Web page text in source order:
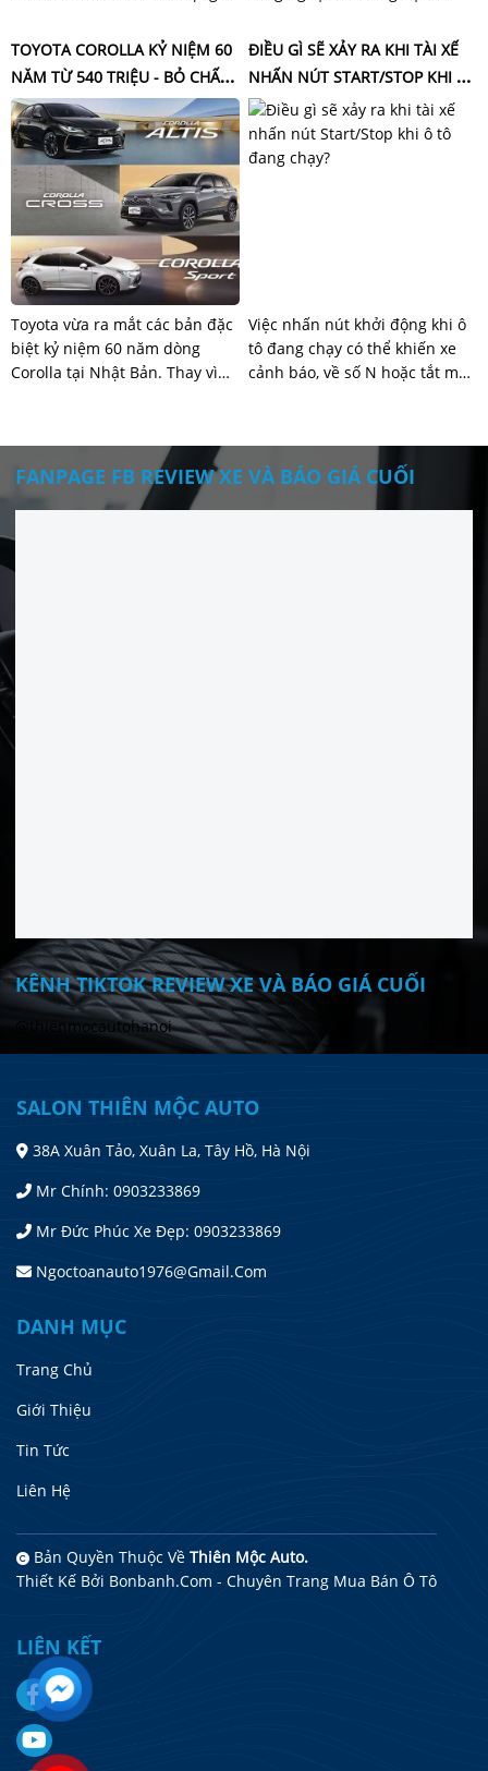
người lớn.
được VinFast giới thiệu cho
thấy một hướng đi khác: thực
dụng và gần gũi hơn với nhu
cầu sử dụng hàng ngày của số
đông.
TOYOTA COROLLA KỶ NIỆM 60
NĂM TỪ 540 TRIỆU - BỎ CHẤT
HOÀI CỔ, THỂ THAO HƠN
Toyota vừa ra mắt các bản đặc
biệt kỷ niệm 60 năm dòng
Corolla tại Nhật Bản. Thay vì
thao hiện đại hơn.
ĐIỀU GÌ SẼ XẢY RA KHI TÀI XẾ
NHẤN NÚT START/STOP KHI Ô
TÔ ĐANG CHẠY?
Việc nhấn nút khởi động khi ô
tô đang chạy có thể khiến xe
cảnh báo, về số N hoặc tắt máy
FANPAGE FB REVIEW XE VÀ BÁO GIÁ CUỐI
KÊNH TIKTOK REVIEW XE VÀ BÁO GIÁ CUỐI
@thienmocautohanoi
SALON THIÊN MỘC AUTO
38A Xuân Tảo, Xuân La, Tây Hồ, Hà Nội
Mr Chính: 0903233869
Mr Đức Phúc Xe Đẹp: 0903233869
Ngoctoanauto1976@gmail.com
DANH MỤC
Trang Chủ
Giới Thiệu
Tin Tức
Liên Hệ
Bản Quyền Thuộc Về Thiên Mộc Auto.
Thiết Kế Bởi Bonbanh.com - Chuyên Trang Mua Bán Ô Tô
LIÊN KẾT